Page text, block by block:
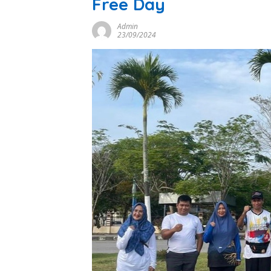
Admin
23/09/2024